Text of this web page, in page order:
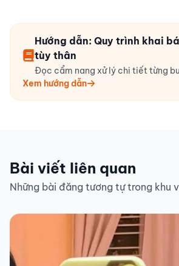
Hướng dẫn: Quy trình khai
tùy thân
Đọc cẩm nang xử lý chi tiết từng
Xem hướng dẫn
Bài viết liên quan
Những bài đăng tương tự trong khu